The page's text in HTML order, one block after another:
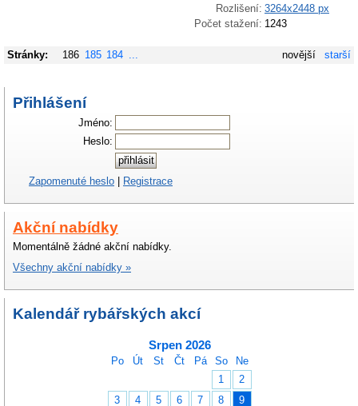
Rozlišení: 3264x2448 px
Počet stažení: 1243
novější starší
Stránky: 186 185 184 ...
Přihlášení
Jméno:
Heslo:
Zapomenuté heslo Registrace
Akční nabídky
Momentálně žádné akční nabídky.
Všechny akční nabídky »
Kalendář rybářských akcí
Srpen 2026
Po Út St Čt Pá So
Ne
1
2
3
4 5 6 7 8 9